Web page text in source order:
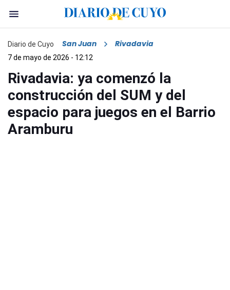
Diario de Cuyo San Juan Rivadavia
7 de mayo de 2026 - 12:12
Rivadavia: ya comenzó la
construcción del SUM y del
espacio para juegos en el Barrio
Aramburu